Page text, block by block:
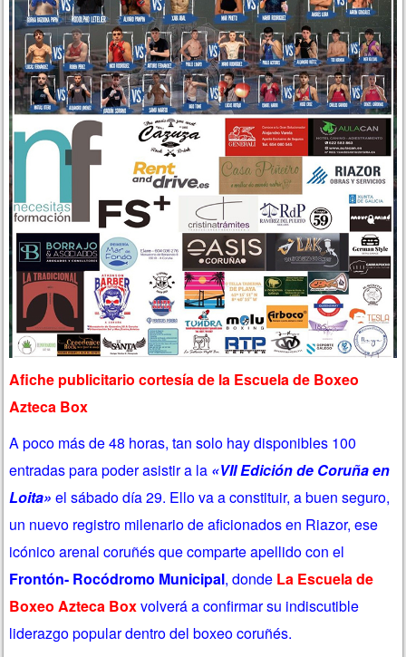
Afiche publicitario cortesía de la Escuela de Boxeo
Azteca Box
A poco más de 48 horas, tan solo hay disponibles 100
entradas para poder asistir a la «VII Edición de Coruña en
Loita» el sábado día 29. Ello va a constituir, a buen seguro,
un nuevo registro milenario de aficionados en Riazor, ese
icónico arenal coruñés que comparte apellido con el
Frontón- Rocódromo Municipal, donde La Escuela de
Boxeo Azteca Boxvolverá a confirmar su indiscutible
liderazgo popular dentro del boxeo coruñés.